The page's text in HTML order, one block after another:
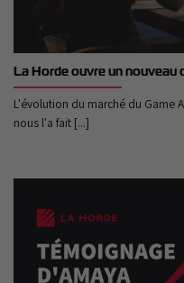
La Horde ouvre un nouveau
L'évolution du marché du Game
nous l'a fait [...]